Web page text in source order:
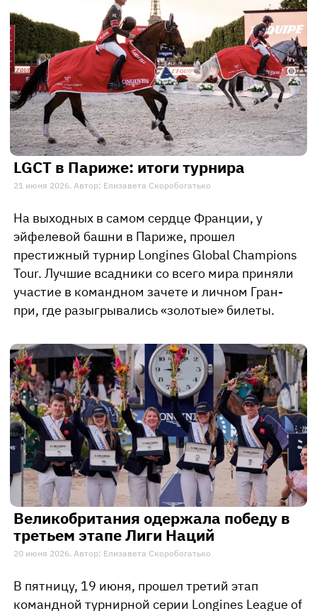
LGCT в Париже: итоги турнира
21 июня 2026. Автор: Елизавета Скоробогатько
На выходных в самом сердце Франции, у
эйфелевой башни в Париже, прошел
престижный турнир Longines Global Champions
Tour. Лучшие всадники со всего мира приняли
участие в командном зачете и личном Гран-
при, где разыгрывались «золотые» билеты.
Великобритания одержала победу в
третьем этапе Лиги Наций
20 июня 2026. Автор: Елизавета Скоробогатько
В пятницу, 19 июня, прошел третий этап
командной турнирной серии Longines League of